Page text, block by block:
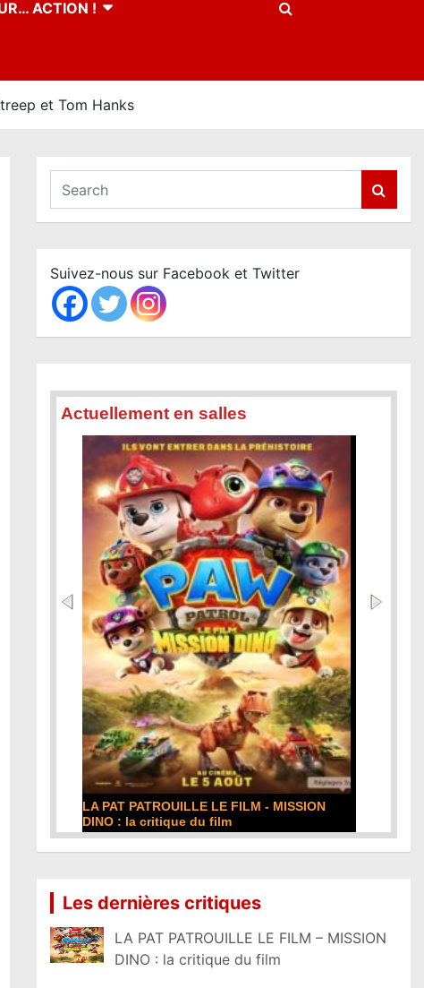
ACTION !
et Tom Hanks
a
c
h
Suivez-nous sur Facebook et Twitter
Actuellement en salles
LE FILM - MISSION
DE LA COMÉDIE-
Les dernières critiques
LA PAT PATROUILLE LE FILM – MISSION
DINO : la critique du film